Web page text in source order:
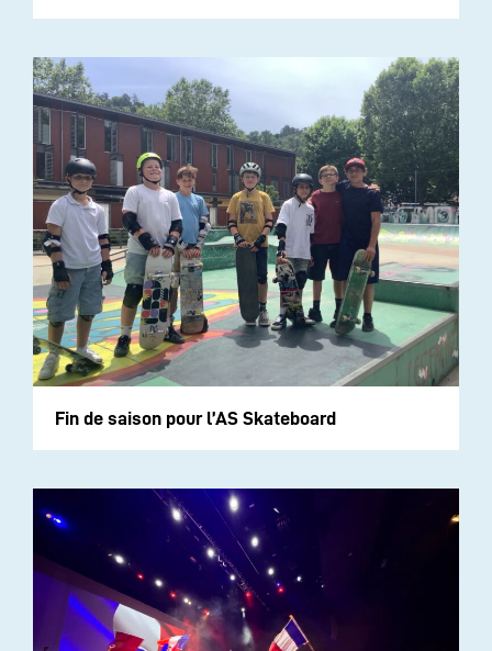
Fin de saison pour l’AS Skateboard